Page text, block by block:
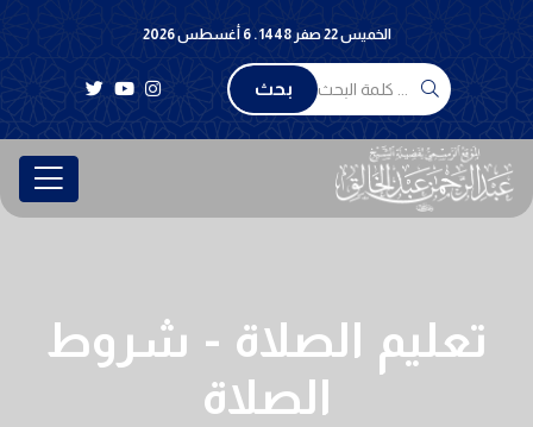
الخميس 22 صفر 1448 . 6 أغسطس 2026
بحث
تعليم الصلاة - شروط
الصلاة